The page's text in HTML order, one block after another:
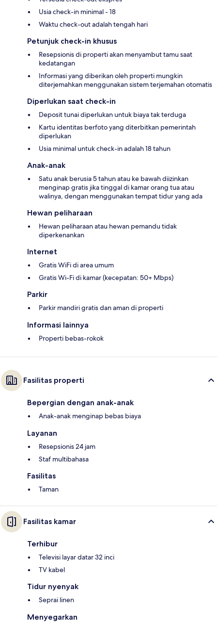
Usia check-in minimal - 18
Waktu check-out adalah tengah hari
Petunjuk check-in khusus
Resepsionis di properti akan menyambut tamu saat
kedatangan
Informasi yang diberikan oleh properti mungkin
diterjemahkan menggunakan sistem terjemahan otomatis
Diperlukan saat check-in
Deposit tunai diperlukan untuk biaya tak terduga
Kartu identitas berfoto yang diterbitkan pemerintah
diperlukan
Usia minimal untuk check-in adalah 18 tahun
Anak-anak
Satu anak berusia 5 tahun atau ke bawah diizinkan
menginap gratis jika tinggal di kamar orang tua atau
walinya, dengan menggunakan tempat tidur yang ada
Hewan peliharaan
Hewan peliharaan atau hewan pemandu tidak
diperkenankan
Internet
Gratis WiFi di area umum
Gratis Wi-Fi di kamar (kecepatan: 50+ Mbps)
Parkir
Parkir mandiri gratis dan aman di properti
Informasi lainnya
Properti bebas-rokok
Fasilitas properti
Bepergian dengan anak-anak
Anak-anak menginap bebas biaya
Layanan
Resepsionis 24 jam
Staf multibahasa
Fasilitas
Taman
Fasilitas kamar
Terhibur
Televisi layar datar 32 inci
TV kabel
Tidur nyenyak
Seprai linen
Menyegarkan